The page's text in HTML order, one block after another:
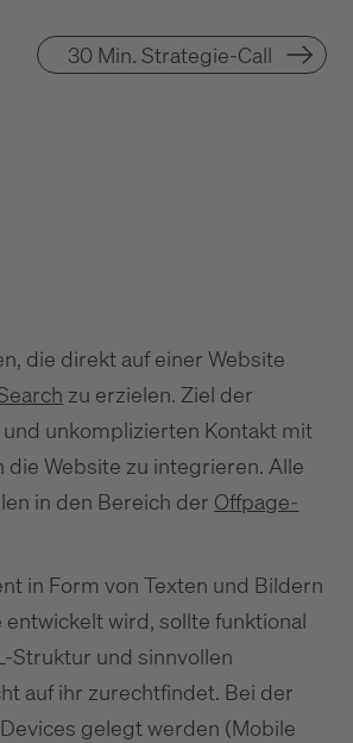
30 Min. Strategie-Call
die direkt auf einer Website
zu erzielen. Ziel der
unkomplizierten Kontakt mit
die Website zu integrieren. Alle
in den Bereich der Offpage-
in Form von Texten und Bildern
wird, sollte funktional
Struktur und sinnvollen
auf ihr zurechtfindet. Bei der
gelegt werden (Mobile